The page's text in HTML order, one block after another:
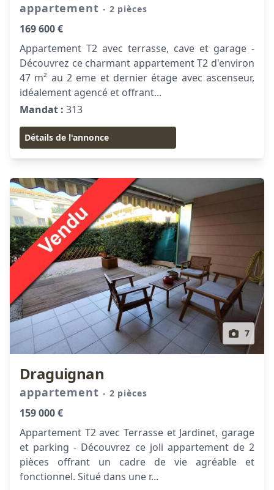
appartement - 2 pièces
169 600 €
Appartement T2 avec terrasse, cave et garage -
Découvrez ce charmant appartement T2 d'environ
47 m² au 2 eme et dernier étage avec ascenseur,
idéalement agencé et offrant...
Mandat : 313
Détails de l'annonce
7
Draguignan
appartement - 2 pièces
159 000 €
Appartement T2 avec Terrasse et Jardinet, garage
et parking - Découvrez ce joli appartement de 2
pièces offrant un cadre de vie agréable et
fonctionnel. Situé dans une r...